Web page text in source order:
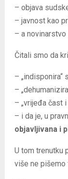
– objava
– javnost kao
– a
Čitali smo da
– „indisponira“
–
– „vrijeđa čast
– i da je, u
objavljivana i
U tom trenutku
više ne pišemo